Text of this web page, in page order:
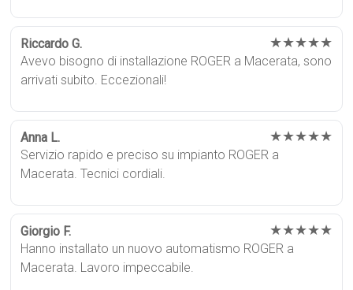
Riccardo G. ★★★★★
Avevo bisogno di installazione ROGER a Macerata, sono
arrivati subito. Eccezionali!
Anna L. ★★★★★
Servizio rapido e preciso su impianto ROGER a
Macerata. Tecnici cordiali.
Giorgio F. ★★★★★
Hanno installato un nuovo automatismo ROGER a
Macerata. Lavoro impeccabile.